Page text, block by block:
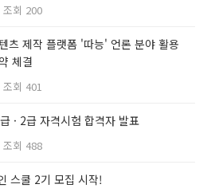
조회 200
츠 제작 플랫폼 '따능' 언론 분야 활용
체결
조회 401
· 2급 자격시험 합격자 발표
조회 488
스쿨 2기 모집 시작!